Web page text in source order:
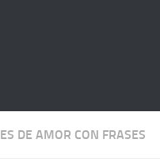
DE AMOR CON FRASES